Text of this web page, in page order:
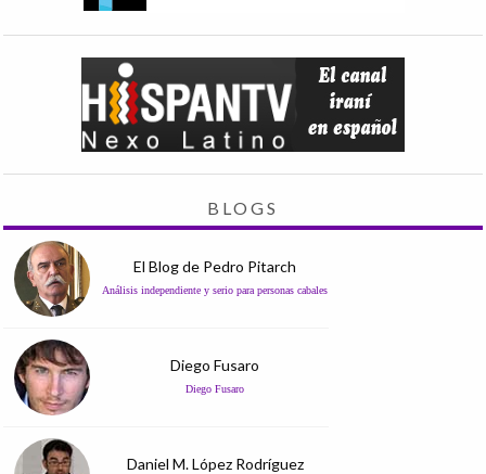
BLOGS
El Blog de Pedro Pitarch
Análisis independiente y serio para personas cabales
Diego Fusaro
Diego Fusaro
Daniel M. López Rodríguez